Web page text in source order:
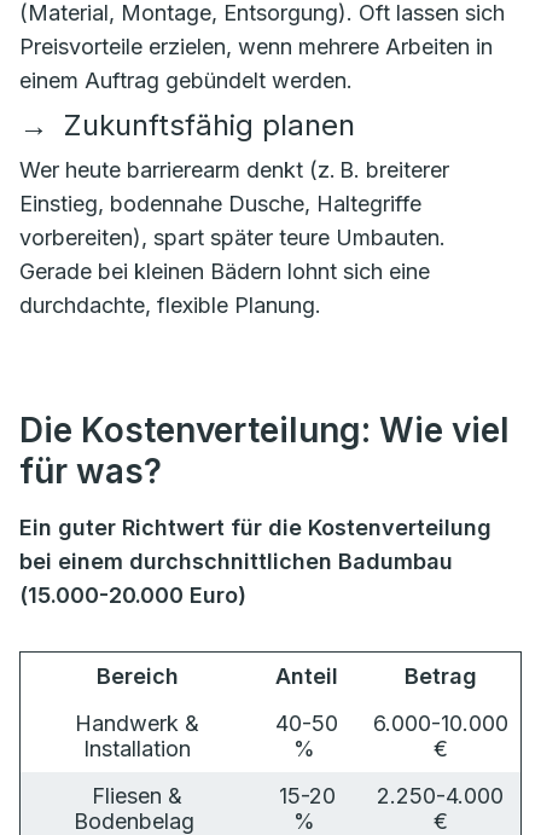
(Material, Montage, Entsorgung). Oft lassen sich
Preisvorteile erzielen, wenn mehrere Arbeiten in
einem Auftrag gebündelt werden.
→ Zukunftsfähig planen
Wer heute barrierearm denkt (z. B. breiterer
Einstieg, bodennahe Dusche, Haltegriffe
vorbereiten), spart später teure Umbauten.
Gerade bei kleinen Bädern lohnt sich eine
durchdachte, flexible Planung.
Die Kostenverteilung: Wie viel
für was?
Ein guter Richtwert für die Kostenverteilung
bei einem durchschnittlichen Badumbau
(15.000-20.000 Euro)
Bereich Anteil
Betrag
Handwerk &
Installation
40-50
%
6.000-10.000
€
Fliesen &
Bodenbelag
15-20
%
2.250-4.000
€